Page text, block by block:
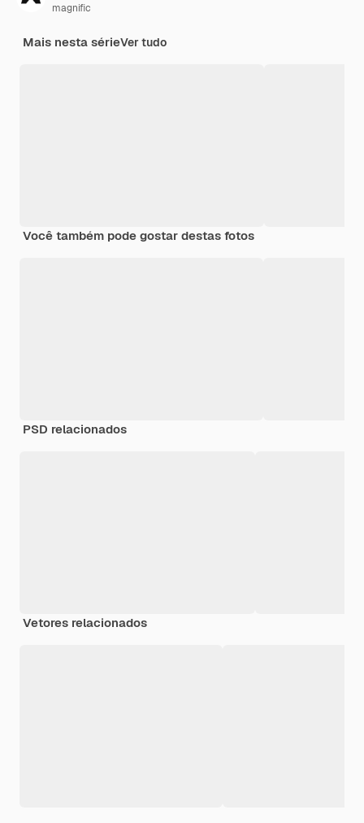
magnific
Mais nesta sérieVer tudo
Você também pode gostar destas fotos
PSD relacionados
Vetores relacionados